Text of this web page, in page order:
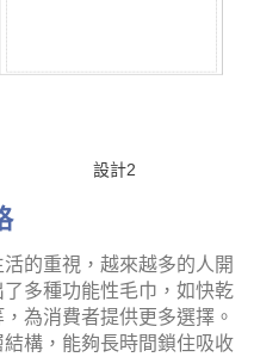
設計2
的重視，越來越多的人開
多種功能性毛巾，如快乾
為消費者提供更多選擇。
構，能夠長時間鎖住吸收